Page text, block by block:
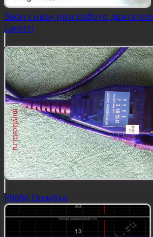
Звон снизу при работе
Lacetti
P0606 Ошибка